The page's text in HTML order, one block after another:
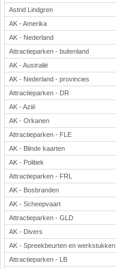
Astrid Lindgren
AK - Amerika
AK - Nederland
Attractieparken - buitenland
AK - Australië
AK - Nederland - provincies
Attractieparken - DR
AK - Azië
AK - Orkanen
Attractieparken - FLE
AK - Blinde kaarten
AK - Politiek
Attractieparken - FRL
AK - Bosbranden
AK - Scheepvaart
Attractieparken - GLD
AK - Divers
AK - Spreekbeurten en werkstukken
Attractieparken - LB